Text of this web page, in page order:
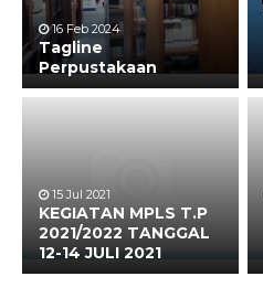
16 Feb 2024
Tagline
Perpustakaan
15 Jul 2021
KEGIATAN MPLS T.P
2021/2022 TANGGAL
12-14 JULI 2021